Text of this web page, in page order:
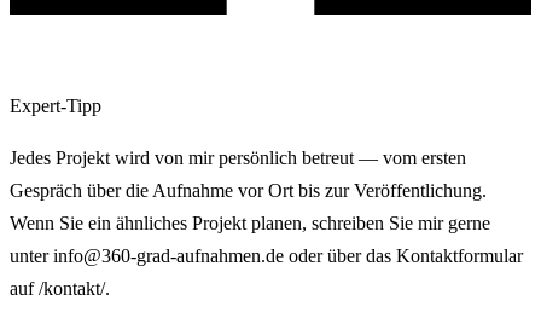
Expert-Tipp
Jedes Projekt wird von mir persönlich betreut — vom ersten
Gespräch über die Aufnahme vor Ort bis zur Veröffentlichung.
Wenn Sie ein ähnliches Projekt planen, schreiben Sie mir gerne
unter info@360-grad-aufnahmen.de oder über das Kontaktformular
auf /kontakt/.